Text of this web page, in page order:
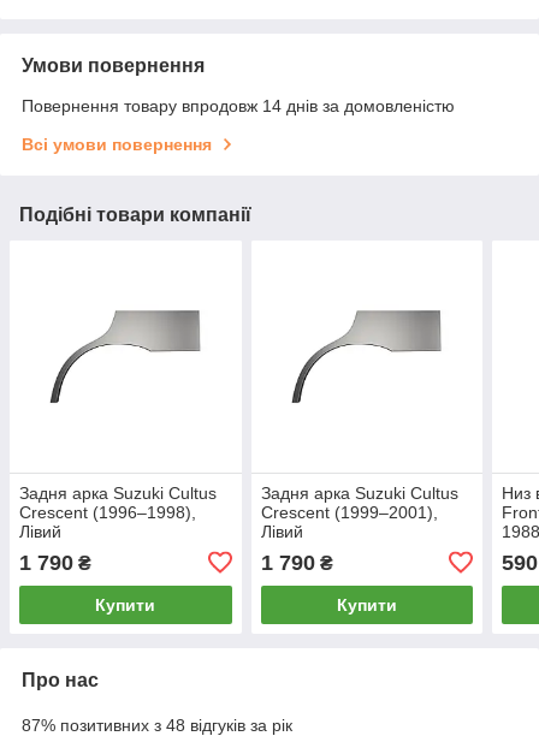
Умови повернення
Повернення товару впродовж 14 днів за домовленістю
Всі умови повернення
Подібні товари компанії
Задня арка Suzuki Cultus
Crescent (1996–1998),
Лівий
1 790 ₴
Купити
Задня арка Suzuki Cultus
Crescent (1999–2001),
Лівий
1 790₴
Купити
Низ
590
Про нас
87% позитивних з 48 відгуків за рік